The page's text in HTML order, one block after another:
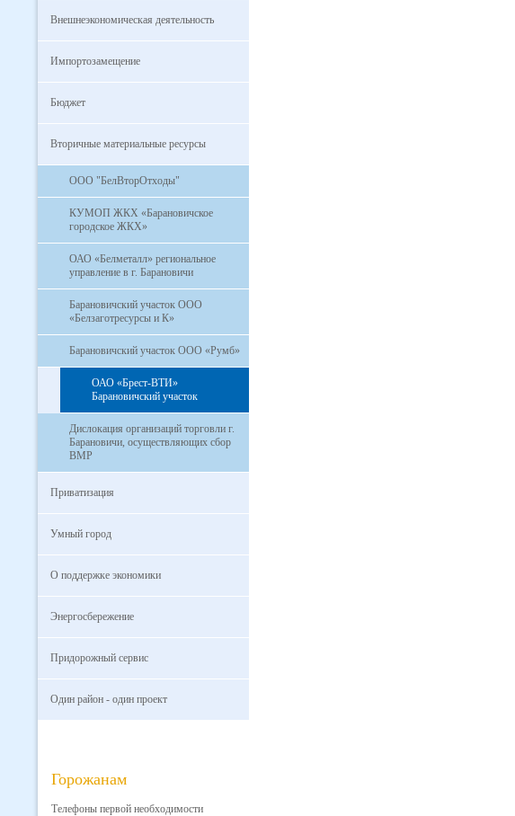
Внешнеэкономическая деятельность
Импортозамещение
Бюджет
Вторичные материальные ресурсы
ООО "БелВторОтходы"
КУМОП ЖКХ «Барановичское
городское ЖКХ»
ОАО «Белметалл» региональное
управление в г. Барановичи
Барановичский участок ООО
«Белзаготресурсы и К»
Барановичский участок ООО «Румб»
ОАО «Брест-ВТИ»
Барановичский участок
Дислокация организаций торговли г.
Барановичи, осуществляющих сбор
ВМР
Приватизация
Умный город
О поддержке экономики
Энергосбережение
Придорожный сервис
Один район - один проект
Горожанам
Телефоны первой необходимости